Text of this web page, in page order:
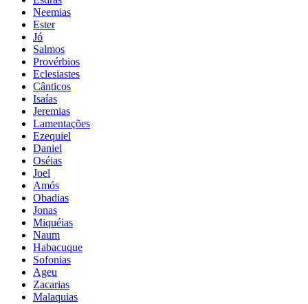
Neemias
Ester
Jó
Salmos
Provérbios
Eclesiastes
Cânticos
Isaías
Jeremias
Lamentações
Ezequiel
Daniel
Oséias
Joel
Amós
Obadias
Jonas
Miquéias
Naum
Habacuque
Sofonias
Ageu
Zacarias
Malaquias